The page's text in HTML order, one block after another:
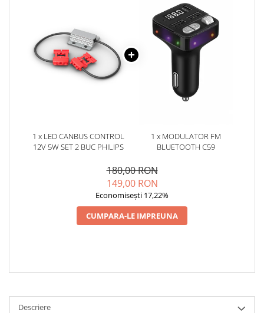
1 x LED CANBUS CONTROL
12V 5W SET 2 BUC PHILIPS
1 x MODULATOR FM
BLUETOOTH C59
180,00 RON
149,00 RON
Economisești 17,22%
CUMPARA-LE IMPREUNA
Descriere